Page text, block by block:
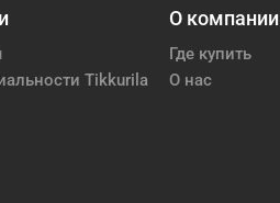
Tikkurila
О компании
Где купить
О нас